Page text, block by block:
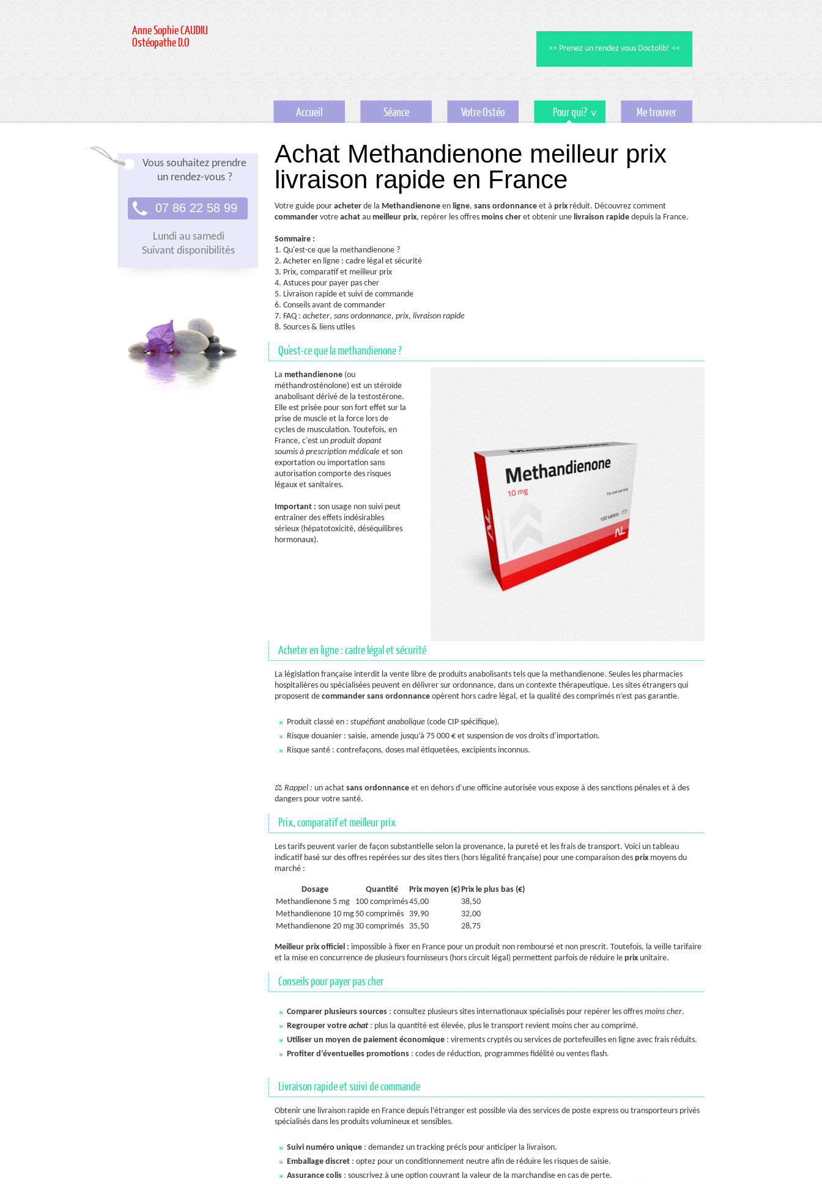
Anne Sophie CAUDIU
Ostéopathe D.O
>> Prenez un rendez vous Doctolib! <<
Accueil Séance Votre Ostéo Pour qui? Me trouver
Vous souhaitez prendre
un rendez-vous ?
07 86 22 58 99
Lundi au samedi
Suivant disponibilités
Achat Methandienone meilleur prix
livraison rapide en France
Votre guide pour acheter de la Methandienone en ligne, sans ordonnance et à prix réduit. Découvrez comment
commander votre achat au meilleur prix, repérer les offres moins cher et obtenir une livraison rapide depuis la France.
Sommaire :
1. Qu'est-ce que la methandienone ?
2. Acheter en ligne : cadre légal et sécurité
3. Prix, comparatif et meilleur prix
4. Astuces pour payer pas cher
5. Livraison rapide et suivi de commande
6. Conseils avant de commander
7. FAQ : acheter, sans ordonnance, prix, livraison rapide
8. Sources & liens utiles
Qu'est-ce que la methandienone ?
La methandienone (ou
méthandrosténolone) est un stéroïde
anabolisant dérivé de la testostérone.
Elle est prisée pour son fort effet sur la
prise de muscle et la force lors de
cycles de musculation. Toutefois, en
France, c'est un produit dopant
soumis à prescription médicale et son
exportation ou importation sans
autorisation comporte des risques
légaux et sanitaires.
Important : son usage non suivi peut
entraîner des effets indésirables
sérieux (hépatotoxicité, déséquilibres
hormonaux).
Acheter en ligne : cadre légal et sécurité
La législation française interdit la vente libre de produits anabolisants tels que la methandienone. Seules les pharmacies
hospitalières ou spécialisées peuvent en délivrer sur ordonnance, dans un contexte thérapeutique. Les sites étrangers qui
proposent de commander sans ordonnance opèrent hors cadre légal, et la qualité des comprimés n’est pas garantie.
Produit classé en : stupéfiant anabolique (code CIP spécifique).
Risque douanier : saisie, amende jusqu’à 75 000 € et suspension de vos droits d’importation.
Risque santé : contrefaçons, doses mal étiquetées, excipients inconnus.
⚖️ Rappel : un achat sans ordonnance et en dehors d’une officine autorisée vous expose à des sanctions pénales et à des
dangers pour votre santé.
Prix, comparatif et meilleur prix
Les tarifs peuvent varier de façon substantielle selon la provenance, la pureté et les frais de transport. Voici un tableau
indicatif basé sur des offres repérées sur des sites tiers (hors légalité française) pour une comparaison des prix moyens du
marché :
Dosage Quantité Prix moyen (€)Prix le plus bas (€)
Methandienone 5 mg
100 comprimés45,00
38,50
Methandienone 10 mg 50 comprimés 39,90
32,00
Methandienone 20 mg 30 comprimés 35,50 28,75
Meilleur prix officiel : impossible à fixer en France pour un produit non remboursé et non prescrit. Toutefois, la veille tarifaire
et la mise en concurrence de plusieurs fournisseurs (hors circuit légal) permettent parfois de réduire le prix unitaire.
Conseils pour payer pas cher
Comparer plusieurs sources : consultez plusieurs sites internationaux spécialisés pour repérer les offres moins cher.
Regrouper votre achat : plus la quantité est élevée, plus le transport revient moins cher au comprimé.
Utiliser un moyen de paiement économique : virements cryptés ou services de portefeuilles en ligne avec frais réduits.
Profiter d’éventuelles promotions : codes de réduction, programmes fidélité ou ventes flash.
Livraison rapide et suivi de commande
Obtenir une livraison rapide en France depuis l’étranger est possible via des services de poste express ou transporteurs privés
spécialisés dans les produits volumineux et sensibles.
Suivi numéro unique : demandez un tracking précis pour anticiper la livraison.
Emballage discret : optez pour un conditionnement neutre afin de réduire les risques de saisie.
Assurance colis : souscrivez à une option couvrant la valeur de la marchandise en cas de perte.